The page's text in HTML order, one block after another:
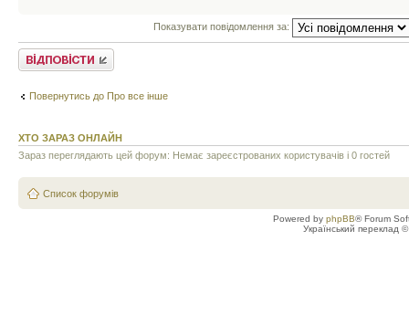
Показувати повідомлення за:
Відповісти
Повернутись до Про все інше
ХТО ЗАРАЗ ОНЛАЙН
Зараз переглядають цей форум: Немає зареєстрованих користувачів і 0 гостей
Список форумів
Powered by phpBB® Forum
Український переклад